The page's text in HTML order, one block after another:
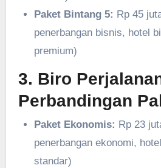
Paket Bintang 5: Rp 45
penerbangan bisnis, hotel
premium)
3. Biro
Perbandingan
Paket Ekonomis: Rp 23
penerbangan ekonomi,
standar)